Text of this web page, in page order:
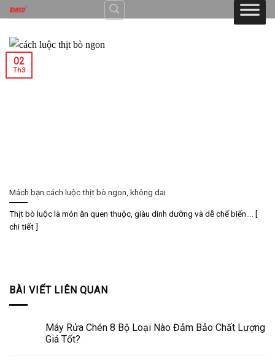
Skip
to
content
Mách bạn cách luộc thịt bò ngon, không dai
Thịt bò luộc là món ăn quen thuộc, giàu dinh dưỡng và dễ chế biến.... [
chi tiết ]
02
Th3
BÀI VIẾT LIÊN QUAN
Máy Rửa Chén 8 Bộ Loại Nào Đảm Bảo Chất Lượng
Giá Tốt?